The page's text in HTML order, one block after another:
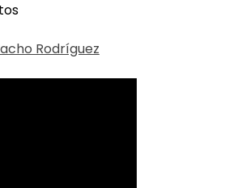
Rodríguez